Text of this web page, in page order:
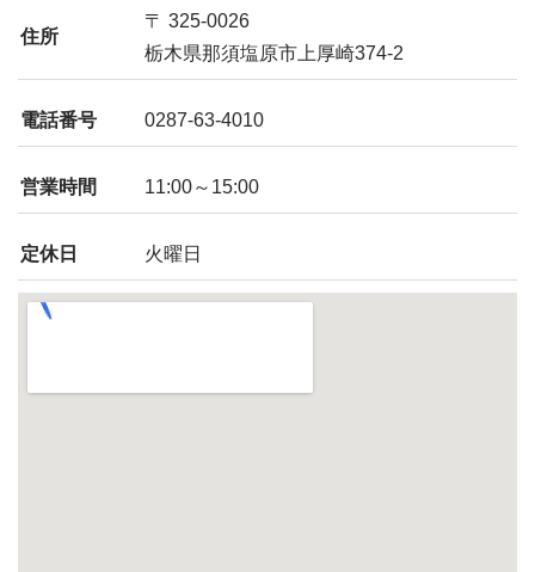
住所
〒 325-0026
栃木県那須塩原市上厚崎374-2
電話番号 0287-63-4010
営業時間 11:00～15:00
定休日 火曜日